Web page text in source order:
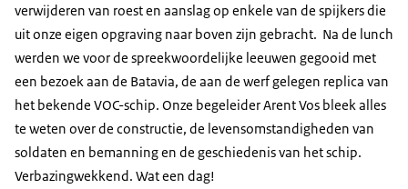
verwijderen van roest en aanslag op enkele van de spijkers die
uit onze eigen opgraving naar boven zijn gebracht. Na de lunch
werden we voor de spreekwoordelijke leeuwen gegooid met
een bezoek aan de Batavia, de aan de werf gelegen replica van
het bekende VOC-schip. Onze begeleider Arent Vos bleek alles
te weten over de constructie, de levensomstandigheden van
soldaten en bemanning en de geschiedenis van het schip.
Verbazingwekkend. Wat een dag!